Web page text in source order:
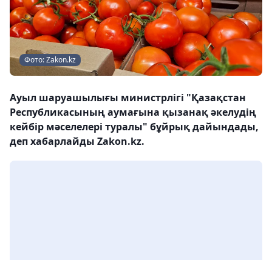
Фото: Zakon.kz
Ауыл шаруашылығы министрлігі "Қазақстан
Республикасының аумағына қызанақ әкелудің
кейбір мәселелері туралы" бұйрық дайындады,
деп хабарлайды Zakon.kz.